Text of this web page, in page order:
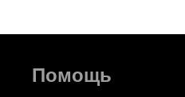
Помощь